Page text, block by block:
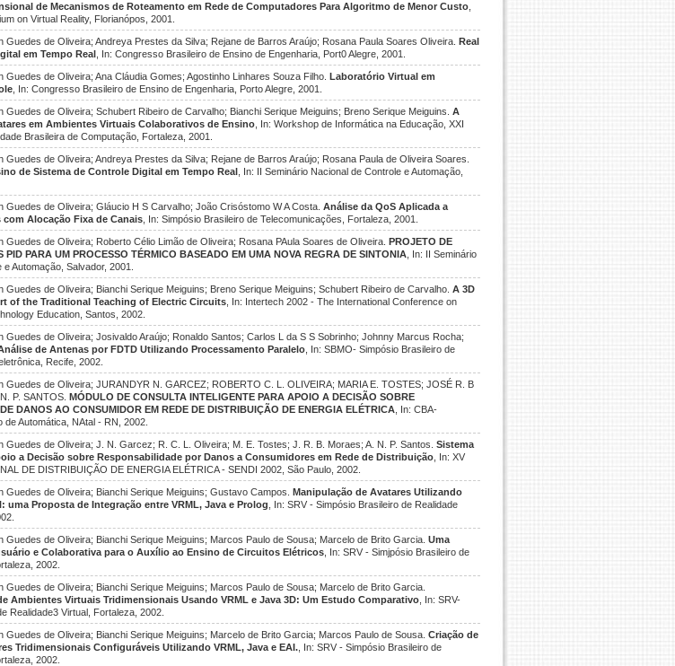
de Mecanismos de Roteamento em Rede de Computadores Para Algoritmo de Menor Custo
on Virtual Reality, Florianópos, 2001.
Guedes de Oliveira; Andreya Prestes da Silva; Rejane de Barros Araújo; Rosana Paula Soares Oliveira. Real
em Tempo Real , In: Congresso Brasileiro de Ensino de Engenharia, Port0 Alegre, 2001.
Guedes de Oliveira; Ana Cláudia Gomes; Agostinho Linhares Souza Filho. Laboratório Virtual em
, In: Congresso Brasileiro de Ensino de Engenharia, Porto Alegre, 2001.
Guedes de Oliveira; Schubert Ribeiro de Carvalho; Bianchi Serique Meiguins; Breno Serique Meiguins. A
em Ambientes Virtuais Colaborativos de Ensino , In: Workshop de Informática na Educação, XXI
Brasileira de Computação, Fortaleza, 2001.
Guedes de Oliveira; Andreya Prestes da Silva; Rejane de Barros Araújo; Rosana Paula de Oliveira Soares.
de Sistema de Controle Digital em Tempo Real , In: II Seminário Nacional de Controle e Automação,
Guedes de Oliveira; Gláucio H S Carvalho; João Crisóstomo W A Costa. Análise da QoS Aplicada a
com Alocação Fixa de Canais , In: Simpósio Brasileiro de Telecomunicações, Fortaleza, 2001.
Guedes de Oliveira; Roberto Célio Limão de Oliveira; Rosana PAula Soares de Oliveira. PROJETO DE
PID PARA UM PROCESSO TÉRMICO BASEADO EM UMA NOVA REGRA DE SINTONIA , In: II Seminário
Automação, Salvador, 2001.
Guedes de Oliveira; Bianchi Serique Meiguins; Breno Serique Meiguins; Schubert Ribeiro de Carvalho. A 3D
of the Traditional Teaching of Electric Circuits , In: Intertech 2002 - The International Conference on
Education, Santos, 2002.
Guedes de Oliveira; Josivaldo Araújo; Ronaldo Santos; Carlos L da S S Sobrinho; Johnny Marcus Rocha;
de Antenas por FDTD Utilizando Processamento Paralelo , In: SBMO- Simpósio Brasileiro de
Recife, 2002.
Guedes de Oliveira; JURANDYR N. GARCEZ; ROBERTO C. L. OLIVEIRA; MARIA E. TOSTES; JOSÉ R. B
P. SANTOS.MÓDULO DE CONSULTA INTELIGENTE PARA APOIO A DECISÃO SOBRE
DANOS AO CONSUMIDOR EM REDE DE DISTRIBUIÇÃO DE ENERGIA ELÉTRICA , In: CBA-
Automática, NAtal - RN, 2002.
Guedes de Oliveira; J. N. Garcez; R. C. L. Oliveira; M. E. Tostes; J. R. B. Moraes; A. N. P. Santos. Sistema
a Decisão sobre Responsabilidade por Danos a Consumidores em Rede de Distribuição , In: XV
DE DISTRIBUIÇÃO DE ENERGIA ELÉTRICA - SENDI 2002, São Paulo, 2002.
Guedes de Oliveira; Bianchi Serique Meiguins; Gustavo Campos. Manipulação de Avatares Utilizando
uma Proposta de Integração entre VRML, Java e Prolog
, In: SRV - Simpósio Brasileiro de Realidade
Guedes de Oliveira; Bianchi Serique Meiguins; Marcos Paulo de Sousa; Marcelo de Brito Garcia. Uma
e Colaborativa para o Auxílio ao Ensino de Circuitos Elétricos , In: SRV - Simjpósio Brasileiro de
2002.
Guedes de Oliveira; Bianchi Serique Meiguins; Marcos Paulo de Sousa; Marcelo de Brito Garcia.
Ambientes Virtuais Tridimensionais Usando VRML e Java 3D: Um Estudo Comparativo , In: SRV-
Realidade3 Virtual, Fortaleza, 2002.
Guedes de Oliveira; Bianchi Serique Meiguins; Marcelo de Brito Garcia; Marcos Paulo de Sousa. Criação de
Tridimensionais Configuráveis Utilizando VRML, Java e EAI. , In: SRV - Simpósio Brasileiro de
2002.